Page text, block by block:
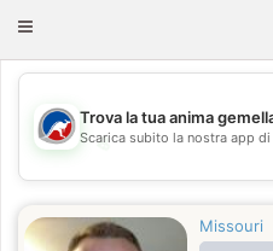
Toggle
💖
Trova la tua anima
Scarica subito la nostra app
Missouri